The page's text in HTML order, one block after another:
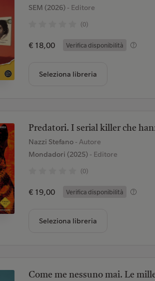
SEM (2026)- Editore
(0)
€ 18,00 Verifica disponibilità
Seleziona libreria
Predatori. I serial killer che
Nazzi Stefano - Autore
Mondadori (2025)- Editore
(0)
€ 19,00 Verifica disponibilità
Seleziona libreria
Come me nessuno mai. Le